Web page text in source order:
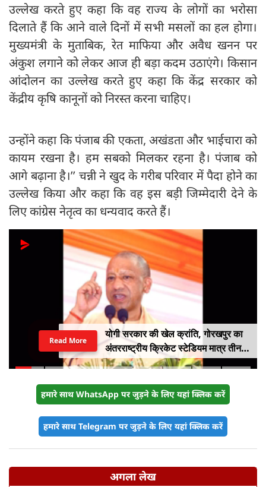
उल्लेख करते हुए कहा कि वह राज्य के लोगों का भरोसा
दिलाते हैं कि आने वाले दिनों में सभी मसलों का हल होगा।
मुख्यमंत्री के मुताबिक, रेत माफिया और अवैध खनन पर
अंकुश लगाने को लेकर आज ही बड़ा कदम उठाएंगे। किसान
आंदोलन का उल्लेख करते हुए कहा कि केंद्र सरकार को
केंद्रीय कृषि कानूनों को निरस्त करना चाहिए।
उन्होंने कहा कि पंजाब की एकता, अखंडता और भाईचारा को
कायम रखना है। हम सबको मिलकर रहना है। पंजाब को
आगे बढ़ाना है।’’ चन्नी ने खुद के गरीब परिवार में पैदा होने का
उल्लेख किया और कहा कि वह इस बड़ी जिम्मेदारी देने के
लिए कांग्रेस नेतृत्व का धन्यवाद करते हैं।
योगी सरकार की खेल क्रांति, गोरखपुर का
अंतरराष्ट्रीय क्रिकेट स्टेडियम मात्र तीन
महीने में लगभग 20% तैयार
Read More
हमारे साथ WhatsApp पर जुड़ने के लिए यहां क्लिक करें
हमारे साथ Telegram पर जुड़ने के लिए यहां क्लिक करें
अगला लेख